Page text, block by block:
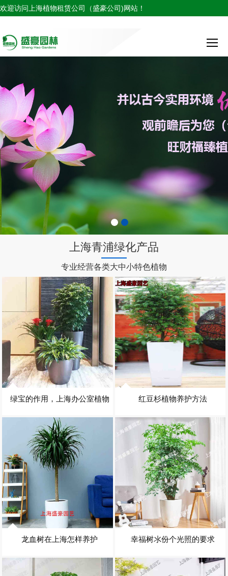
欢迎访问上海植物租赁公司（盛豪公司)网站！
上海青浦绿化产品
专业经营各类大中小特色植物
绿宝的作用，上海办公室植物
租赁
红豆杉植物养护方法
龙血树在上海怎样养护 幸福树氺份个光照的要求